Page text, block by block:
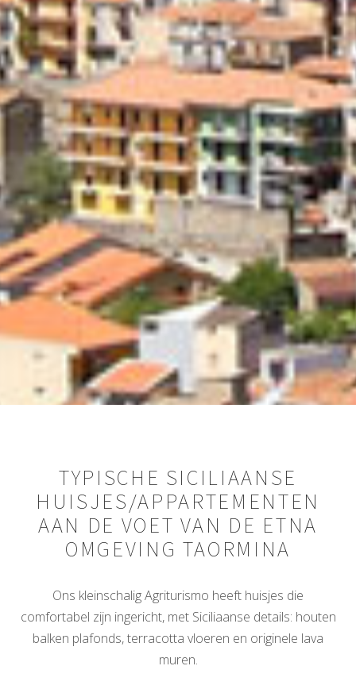
TYPISCHE SICILIAANSE
HUISJES/APPARTEMENTEN
AAN DE VOET VAN DE ETNA
OMGEVING TAORMINA
Ons kleinschalig Agriturismo heeft huisjes die
comfortabel zijn ingericht, met Siciliaanse details: houten
balken plafonds, terracotta vloeren en originele lava
muren.